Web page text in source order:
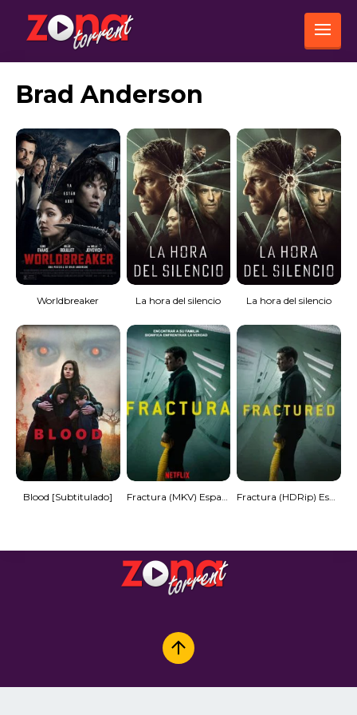
Brad Anderson
Worldbreaker La hora del silencio La hora del silencio
Blood [Subtitulado]